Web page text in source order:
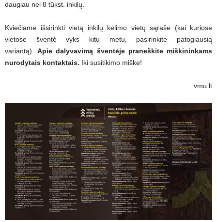
daugiau nei 8 tūkst. inkilų.
Kviečiame išsirinkti vietą inkilų kėlimo vietų sąraše (kai kuriose
vietose šventė vyks kitu metu, pasirinkite patogiausią
variantą).Apie dalyvavimą šventėje praneškite miškininkams
nurodytais kontaktais. Iki susitikimo miške!
vmu.lt